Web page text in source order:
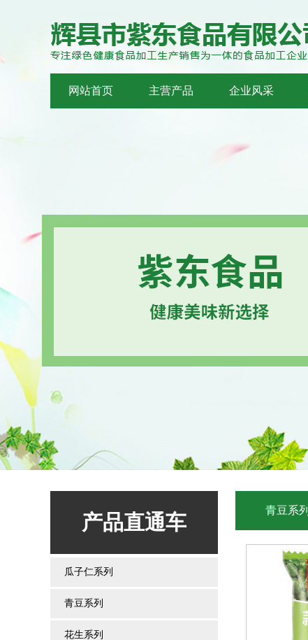
网站首页 主营产品 企业风采
产品直通车
瓜子仁系列
青豆系列
花生系列
青豆系列